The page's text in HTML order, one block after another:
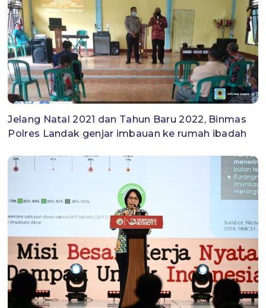
Jelang Natal 2021 dan Tahun Baru 2022, Binmas
Polres Landak genjar imbauan ke rumah ibadah